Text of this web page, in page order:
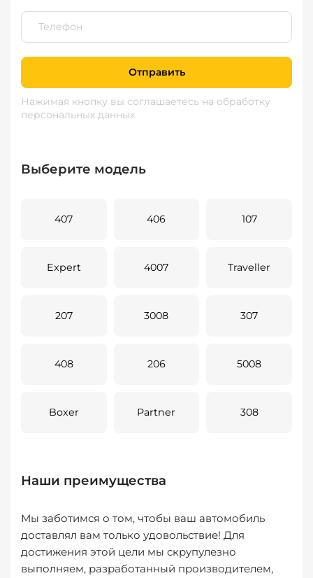
Отправить
Нажимая кнопку вы соглашаетесь на обработку
персональных данных
Выберите модель
407 406 107
Expert 4007 Traveller
207 3008 307
408 206 5008
Boxer Partner 308
Наши преимущества
Мы заботимся о том, чтобы ваш автомобиль
доставлял вам только удовольствие! Для
достижения этой цели мы скрупулезно
выполняем, разработанный производителем,